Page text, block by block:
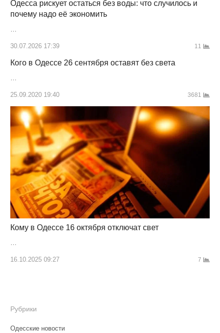
Одесса рискует остаться без воды: что случилось и
почему надо её экономить
…
30.07.2026 17:39 11
Кого в Одессе 26 сентября оставят без света
…
25.09.2020 19:40 3681
Кому в Одессе 16 октября отключат свет
16.10.2025 09:27 7
Рубрики
Одесские новости